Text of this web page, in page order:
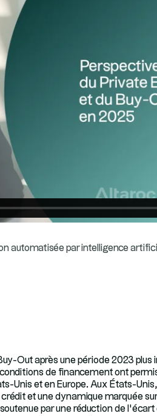
automatisée par intelligence
Out après une période 2023 plus
de financement ont
Unis et en Europe. Aux États-
et une dynamique marquée
par une réduction de